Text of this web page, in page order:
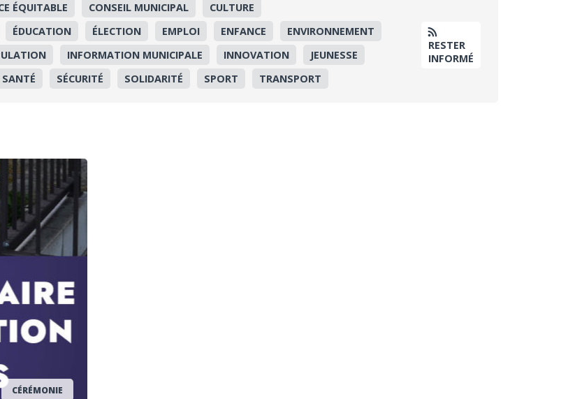
ÉQUITABLE CONSEIL MUNICIPAL
CULTURE
ÉDUCATION ÉLECTION EMPLOI ENFANCE
ENVIRONNEMENT
INFORMATION MUNICIPALE INNOVATION
JEUNESSE
SANTÉ SÉCURITÉ SOLIDARITÉ SPORT TRANSPORT
RESTER
INFORMÉ
CÉRÉMONIE